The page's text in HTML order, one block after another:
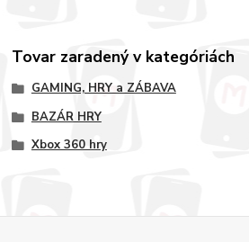
Tovar zaradený v kategóriách
GAMING, HRY a ZÁBAVA
BAZÁR HRY
Xbox 360 hry